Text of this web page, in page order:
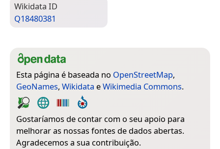
Wiki­data ID
Q18480381
Esta página é baseada no OpenStreetMap,
GeoNames, Wikidata eWikimedia Commons.
Gostaríamos de contar com o seu apoio para
melhorar as nossas fontes de dados abertas.
Agradecemos a sua contribuição.